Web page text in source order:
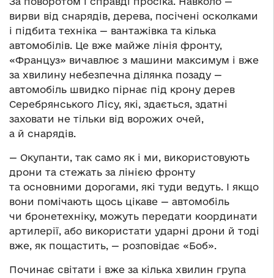
вирви від снарядів, дерева, посічені осколками
і підбита техніка — вантажівка та кілька
автомобілів. Це вже майже лінія фронту,
«Француз» вичавлює з машини максимум і вже
за хвилину небезпечна ділянка позаду —
автомобіль швидко пірнає під крону дерев
Серебрянського Лісу, які, здається, здатні
заховати не тільки від ворожих очей,
а й снарядів.
— Окупанти, так само як і ми, використовують
дрони та стежать за лінією фронту
та основними дорогами, які туди ведуть. І якщо
вони помічають щось цікаве — автомобіль
чи бронетехніку, можуть передати координати
артилерії, або використати ударні дрони й тоді
вже, як пощастить, — розповідає «Боб».
Починає світати і вже за кілька хвилин група